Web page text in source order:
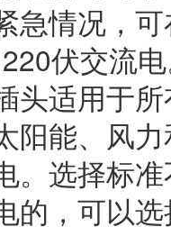
急情况，
伏交流
头适用于
阳能、风
。选择标
的，可以